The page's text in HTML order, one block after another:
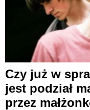
Czy już w
jest podział
przez